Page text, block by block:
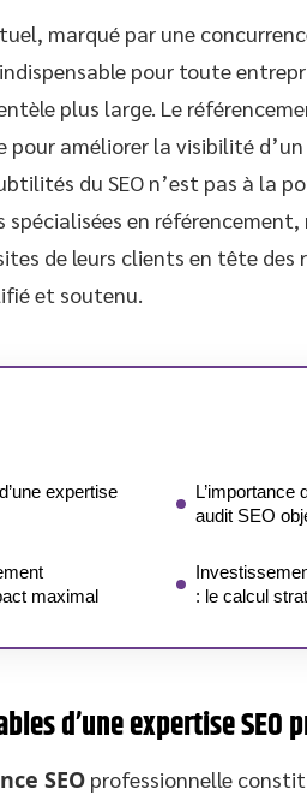
marqué par une
pour toute
plus large. Le
améliorer la visibilité
du SEO n’est pas à la
spécialisées en
de leurs clients en tête des
et soutenu.
expertise
maximal
L’importance
audit SEO
: le calcul
d’une expertise SEO
SEO professionnelle